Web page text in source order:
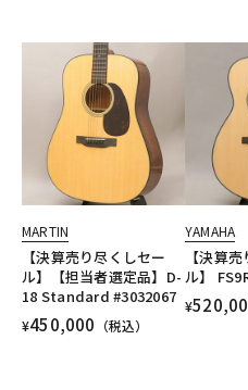
MARTIN
【決算売り尽くしセー
ル】【担当者選定品】D-
18 Standard #3032067
¥450,000 （税込）
YAMAHA
【決算
ル】
¥